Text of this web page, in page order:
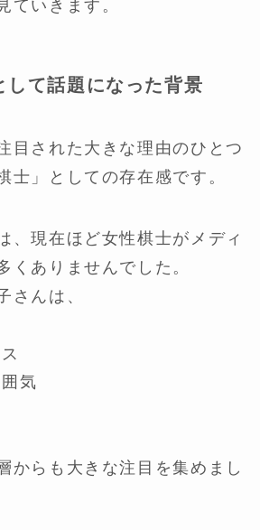
ていきます。
して話題になった背景
目された大きな理由のひとつ
士」としての存在感です。
、現在ほど女性棋士がメディ
くありませんでした。
さんは、
気
からも大きな注目を集めまし